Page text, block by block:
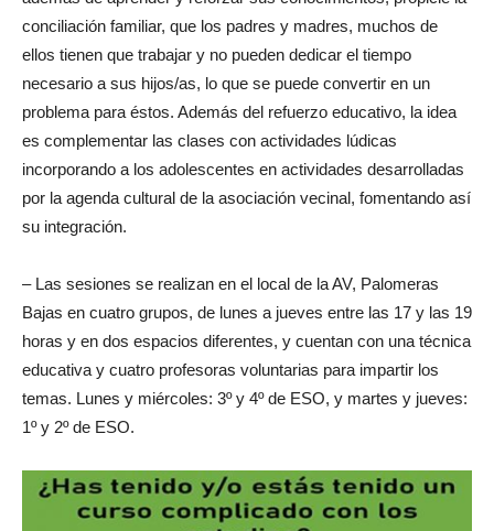
conciliación familiar, que los padres y madres, muchos de
ellos tienen que trabajar y no pueden dedicar el tiempo
necesario a sus hijos/as, lo que se puede convertir en un
problema para éstos. Además del refuerzo educativo, la idea
es complementar las clases con actividades lúdicas
incorporando a los adolescentes en actividades desarrolladas
por la agenda cultural de la asociación vecinal, fomentando así
su integración.
– Las sesiones se realizan en el local de la AV, Palomeras
Bajas en cuatro grupos, de lunes a jueves entre las 17 y las 19
horas y en dos espacios diferentes, y cuentan con una técnica
educativa y cuatro profesoras voluntarias para impartir los
temas. Lunes y miércoles: 3º y 4º de ESO, y martes y jueves:
1º y 2º de ESO.